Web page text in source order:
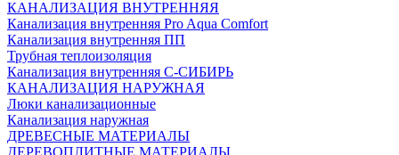
КАНАЛИЗАЦИЯ ВНУТРЕННЯЯ
Канализация внутренняя Pro Aqua Comfort
Канализация внутренняя ПП
Трубная теплоизоляция
Канализация внутренняя С-СИБИРЬ
КАНАЛИЗАЦИЯ НАРУЖНАЯ
Люки канализационные
Канализация наружная
ДРЕВЕСНЫЕ МАТЕРИАЛЫ
ДЕРЕВОПЛИТНЫЕ МАТЕРИАЛЫ